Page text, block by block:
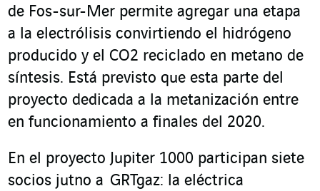
de Fos-sur-Mer permite agregar una etapa
a la electrólisis convirtiendo el hidrógeno
producido y el CO2 reciclado en metano de
síntesis. Está previsto que esta parte del
proyecto dedicada a la metanización entre
en funcionamiento a finales del 2020.
En el proyecto Jupiter 1000 participan siete
socios jutno a GRTgaz: la eléctrica